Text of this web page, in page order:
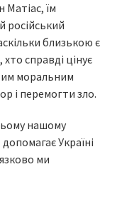
їм
російський
близькою є
хто справді цінує
моральним
і перемогти зло.
нашому
Україні
ми